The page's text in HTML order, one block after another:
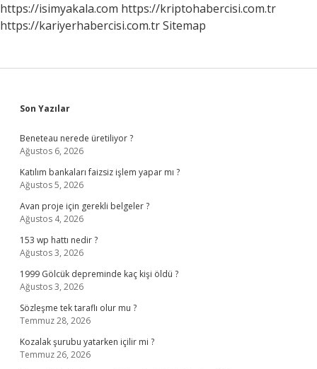
https://isimyakala.com https://kriptohabercisi.com.tr
https://kariyerhabercisi.com.trSitemap
Sidebar
Son Yazılar
Beneteau nerede üretiliyor ?
Ağustos 6, 2026
Katılım bankaları faizsiz işlem yapar mı ?
Ağustos 5, 2026
Avan proje için gerekli belgeler ?
Ağustos 4, 2026
153 wp hattı nedir ?
Ağustos 3, 2026
1999 Gölcük depreminde kaç kişi öldü ?
Ağustos 3, 2026
Sözleşme tek taraflı olur mu ?
Temmuz 28, 2026
Kozalak şurubu yatarken içilir mi ?
Temmuz 26, 2026